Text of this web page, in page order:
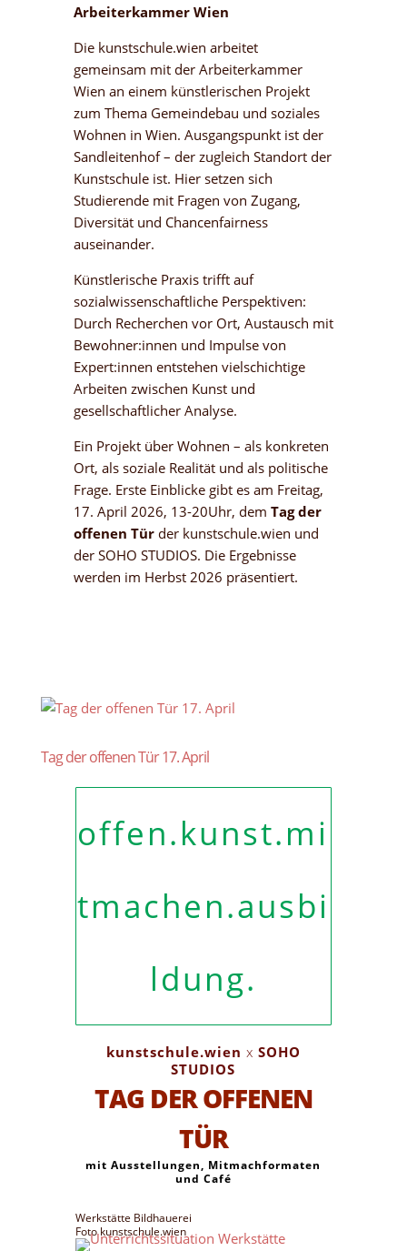
Arbeiterkammer Wien
Die kunstschule.wien arbeitet
gemeinsam mit der Arbeiterkammer
Wien an einem künstlerischen Projekt
zum Thema Gemeindebau und soziales
Wohnen in Wien. Ausgangspunkt ist der
Sandleitenhof – der zugleich Standort der
Kunstschule ist. Hier setzen sich
Studierende mit Fragen von Zugang,
Diversität und Chancenfairness
auseinander.
Künstlerische Praxis trifft auf
sozialwissenschaftliche Perspektiven:
Durch Recherchen vor Ort, Austausch mit
Bewohner:innen und Impulse von
Expert:innen entstehen vielschichtige
Arbeiten zwischen Kunst und
gesellschaftlicher Analyse.
Ein Projekt über Wohnen – als konkreten
Ort, als soziale Realität und als politische
Frage. Erste Einblicke gibt es am Freitag,
17. April 2026, 13-20Uhr, dem Tag der
offenen Türder kunstschule.wien und
der SOHO STUDIOS. Die Ergebnisse
werden im Herbst 2026 präsentiert.
Tag der offenen Tür 17. April
offen.kunst.mi
tmachen.ausbi
ldung.
kunstschule.wien x SOHO
STUDIOS
TAG DER OFFENEN
TÜR
mit Ausstellungen, Mitmachformaten
und Café
Werkstätte Bildhauerei
Foto kunstschule.wien